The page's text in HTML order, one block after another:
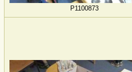
P1100873